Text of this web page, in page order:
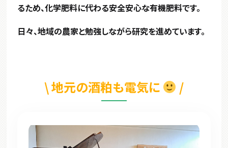
るため、化学肥料に代わる安全安心な有機肥料です。
日々、地域の農家と勉強しながら研究を進めています。
\ 地元の酒粕も電気に /